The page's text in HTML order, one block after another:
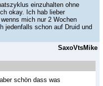
einzuhalten ohne
okay. Ich hab lieber
mich nur 2 Wochen
jedenfalls schon auf Druid und
SaxoVtsMike
schön dass was